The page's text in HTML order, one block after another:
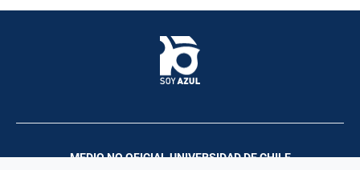
MEDIO NO OFICIAL UNIVERSIDAD DE CHILE